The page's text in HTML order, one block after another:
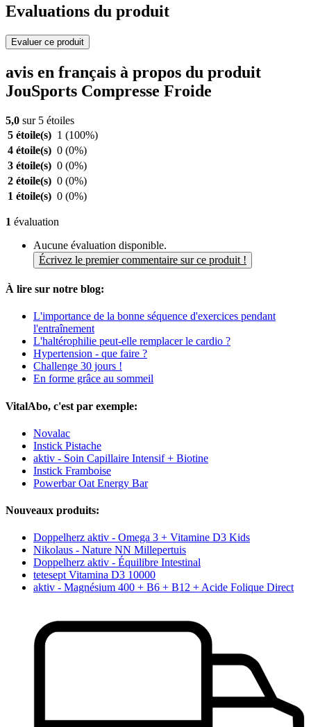
Evaluations du produit
Evaluer ce produit
avis en français à propos du produit
JouSports Compresse Froide
5,0 sur 5 étoiles
5 étoile(s) 1 (100%)
4 étoile(s) 0 (0%)
3 étoile(s) 0 (0%)
2 étoile(s) 0 (0%)
1 étoile(s) 0 (0%)
1 évaluation
Aucune évaluation disponible.
Écrivez le premier commentaire sur ce produit !
À lire sur notre blog:
L'importance de la bonne séquence d'exercices pendant
l'entraînement
L'haltérophilie peut-elle remplacer le cardio ?
Hypertension - que faire ?
Challenge 30 jours !
En forme grâce au sommeil
VitalAbo, c'est par exemple:
Novalac
Instick Pistache
aktiv - Soin Capillaire Intensif + Biotine
Instick Framboise
Powerbar Oat Energy Bar
Nouveaux produits:
Doppelherz aktiv - Omega 3 + Vitamine D3 Kids
Nikolaus - Nature NN Millepertuis
Doppelherz aktiv - Équilibre Intestinal
tetesept Vitamina D3 10000
aktiv - Magnésium 400 + B6 + B12 + Acide Folique Direct